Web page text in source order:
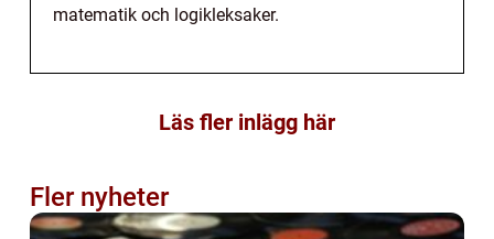
matematik och logikleksaker.
Läs fler inlägg här
Fler nyheter